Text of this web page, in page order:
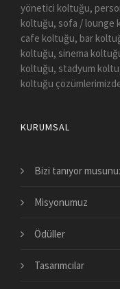
yönetici koltuğu,
koltuğu, sofa / lounge
cafe koltuğu, bar
koltuğu, sinema
koltuğu, stadyum
koltuğu
KURUMSAL
Bizi tanıyor
Misyonumuz
Ödüller
Tasarımcılar